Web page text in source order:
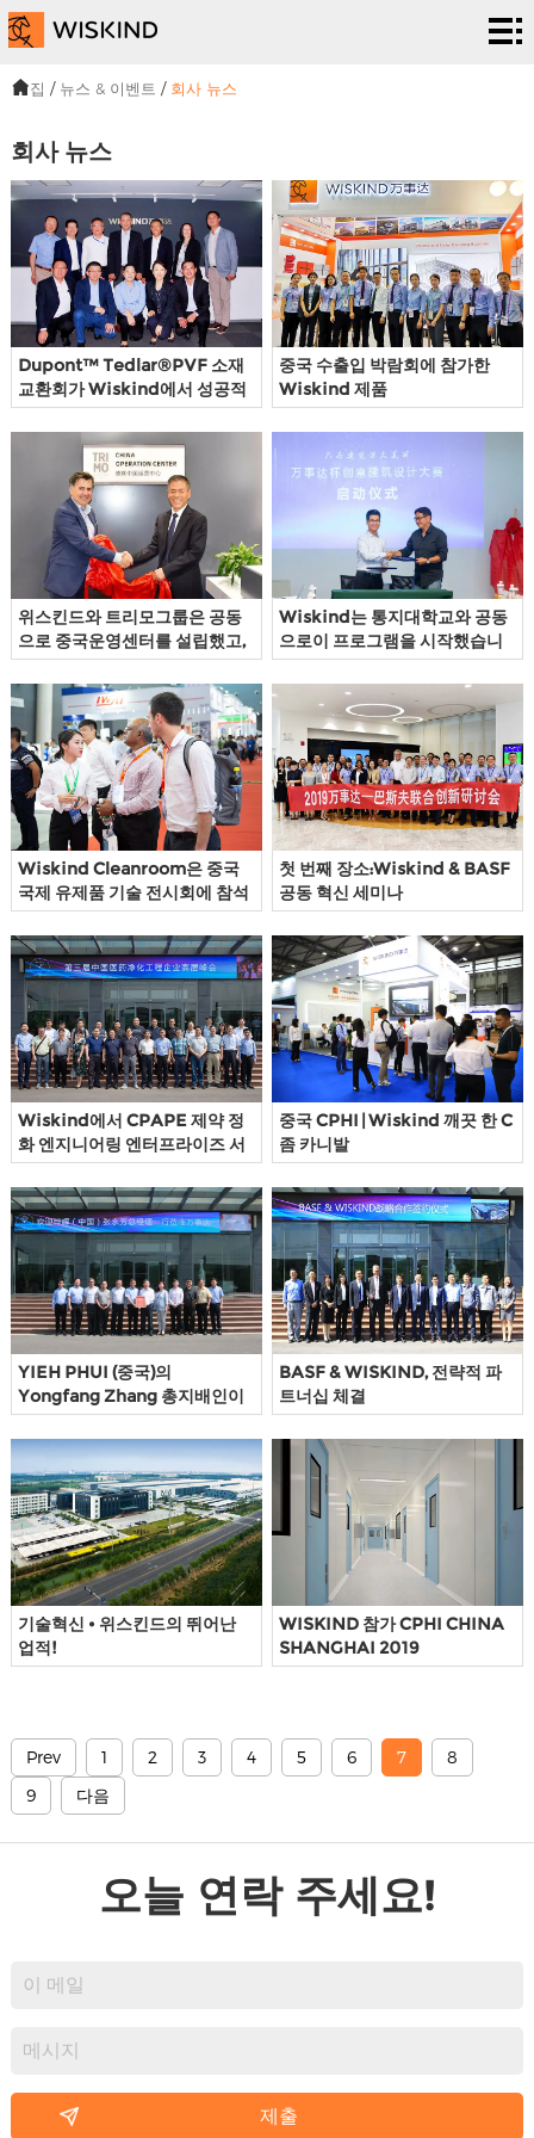
청
정
시
EPC
서비
스
솔
루
프
트
에
대
스
&리
집 / 뉴스 & 이벤트 / 회사 뉴스
회사 뉴스
Dupont™ Tedlar®PVF 소재
교환회가 Wiskind에서 성공적
으로 개최되었습니다
중국 수출입 박람회에 참가한
Wiskind 제품
위스킨드와 트리모그룹은 공동
으로 중국운영센터를 설립했고,
Qbiss One은 중국 시장에 상륙
했다
Wiskind는 통지대학교와 공동
으로이 프로그램을 시작했습니
다
Wiskind Cleanroom은 중국
국제 유제품 기술 전시회에 참석
합니다
첫 번째 장소:Wiskind & BASF
공동 혁신 세미나
Wiskind에서 CPAPE 제약 정
화 엔지니어링 엔터프라이즈 서
밋이 열렸습니다
중국 CPHI | Wiskind 깨끗 한 C
좀 카니발
YIEH PHUI (중국)의
Yongfang Zhang 총지배인이
WISKIND를 방문했습니다
BASF & WISKIND, 전략적 파
트너십 체결
기술혁신 • 위스킨드의 뛰어난
업적!
WISKIND 참가 CPHI CHINA
SHANGHAI 2019
Prev 1 2 3 4 5 6 7
8
9
다음
오늘 연락 주세요!